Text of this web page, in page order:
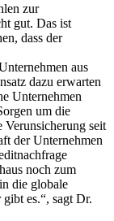
zur
gut. Das ist
dass der
aus
dazu erwarten
Unternehmen
um die
seit
der Unternehmen
noch zum
die globale
es.“, sagt Dr.